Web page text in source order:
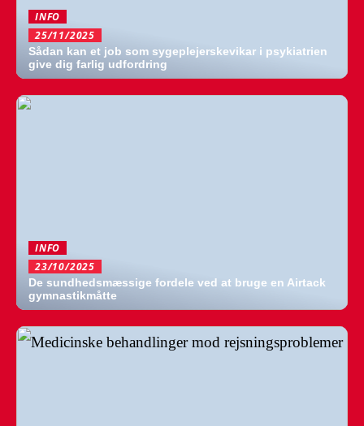
INFO
25/11/2025
Sådan kan et job som sygeplejerskevikar i psykiatrien
give dig farlig udfordring
INFO
23/10/2025
De sundhedsmæssige fordele ved at bruge en Airtack
gymnastikmåtte